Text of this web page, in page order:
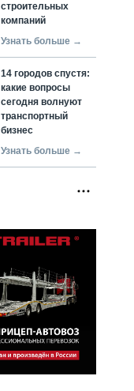
строительных
компаний
Узнать больше →
14 городов спустя:
какие вопросы
сегодня волнуют
транспортный
бизнес
Узнать больше →